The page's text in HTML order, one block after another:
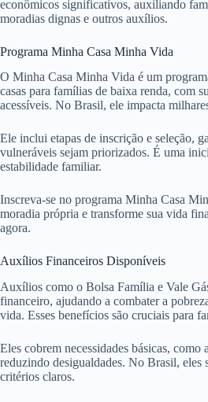
econômicos significativos, auxiliando
moradias dignas e outros auxílios.
Programa Minha Casa Minha Vida
O Minha Casa Minha Vida é um
casas para famílias de baixa renda, com
acessíveis. No Brasil, ele impacta
Ele inclui etapas de inscrição e seleção,
vulneráveis sejam priorizados. É uma
estabilidade familiar.
Inscreva-se no programa Minha Casa
moradia própria e transforme sua vida
agora.
Auxílios Financeiros Disponíveis
Auxílios como o Bolsa Família e Vale
financeiro, ajudando a combater a
vida. Esses benefícios são cruciais para
Eles cobrem necessidades básicas, como
reduzindo desigualdades. No Brasil, eles
critérios claros.